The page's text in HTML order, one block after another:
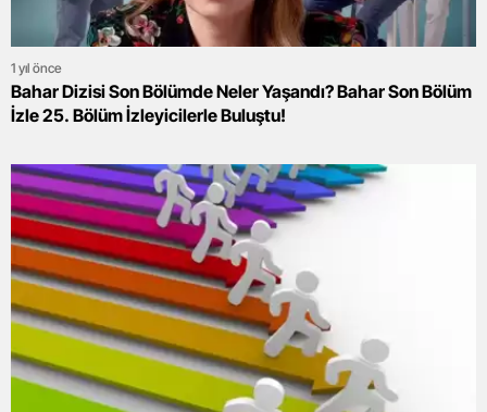
1 yıl önce
Bahar Dizisi Son Bölümde Neler Yaşandı? Bahar Son Bölüm
İzle 25. Bölüm İzleyicilerle Buluştu!